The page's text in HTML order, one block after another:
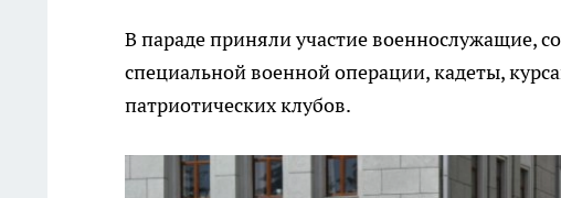
В параде приняли участие военнослужащие,
специальной военной операции, кадеты,
патриотических клубов.